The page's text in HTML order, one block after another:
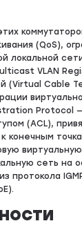
(QoS),
локальной
VLAN
(Virtual Cable
Protocol —
(ACL),
конечным
сеть на
протокола